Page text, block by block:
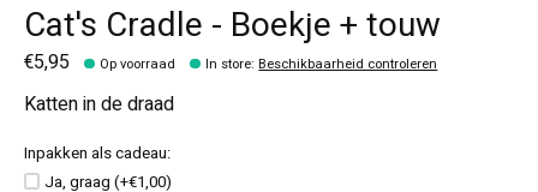
Cat's Cradle - Boekje + touw
€5,95 Op voorraad In store:Beschikbaarheid controleren
Katten in de draad
Inpakken als cadeau:
Ja, graag (+€1,00)